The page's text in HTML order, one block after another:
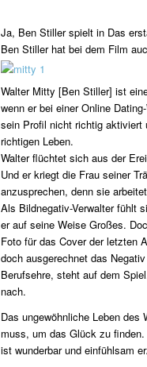
Ja, Ben Stiller spielt in Das
Ben Stiller hat bei dem Film
Walter Mitty [Ben Stiller] ist
wenn er bei einer Online
sein Profil nicht richtig aktiviert
richtigen Leben.
Walter flüchtet sich aus der
Und er kriegt die Frau seiner
anzusprechen, denn sie
Als Bildnegativ-Verwalter fühlt
er auf seine Weise Großes.
Foto für das Cover der letzten
doch ausgerechnet das
Berufsehre, steht auf dem
nach.
Das ungewöhnliche Leben
muss, um das Glück zu
ist wunderbar und einfühlsam